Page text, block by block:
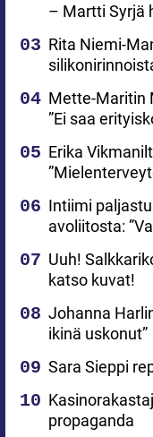
– Martti Syrjä
Rita Niemi-
Mette-Maritin
”Ei saa
Erika
Intiimi
avoliitosta:
Uuh!
katso kuvat!
Johanna
ikinä uskonut”
Sara Sieppi
propaganda